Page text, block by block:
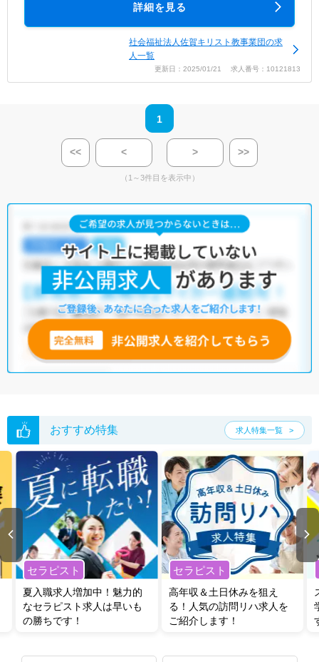
詳細を見る
社会福祉法人佐賀キリスト教事業団の求
人一覧
更新日：2025/01/21 求人番号：10121813
1
<< < > >>
（1～3件目を表示中）
おすすめ特集 求人特集一覧
セラピスト
夏入職求人増加中！魅力的
なセラピスト求人は早いも
の勝ちです！
セラピスト
高年収＆土日休みを狙え
る！人気の訪問リハ求人を
ご紹介します！